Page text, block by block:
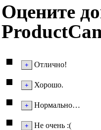
Оцените
Отлично!
Хорошо.
Нормально…
Не очень :(